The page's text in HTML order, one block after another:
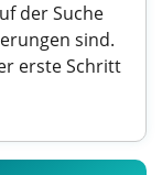
der Suche
sind.
erste Schritt